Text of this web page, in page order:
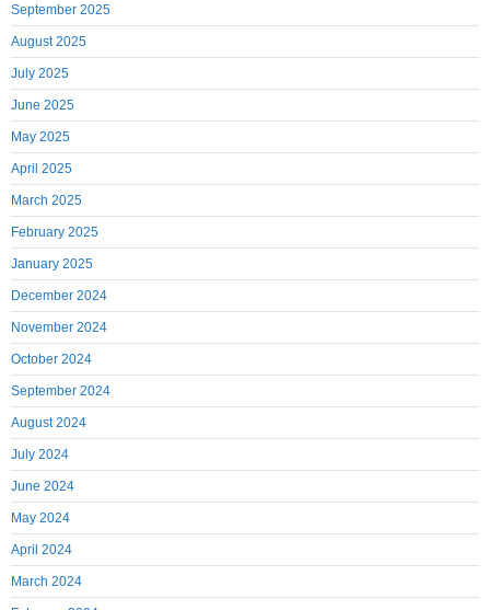
September 2025
August 2025
July 2025
June 2025
May 2025
April 2025
March 2025
February 2025
January 2025
December 2024
November 2024
October 2024
September 2024
August 2024
July 2024
June 2024
May 2024
April 2024
March 2024